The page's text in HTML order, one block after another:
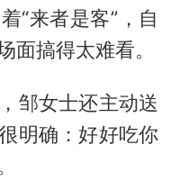
“来者是客”，自
面搞得太难看。
邹女士还主动送
明确：好好吃你